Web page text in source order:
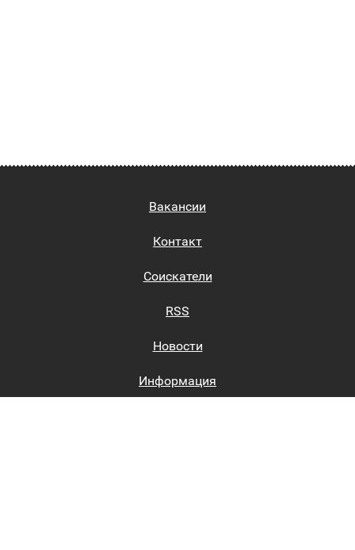
Вакансии
Контакт
Соискатели
RSS
Новости
Информация